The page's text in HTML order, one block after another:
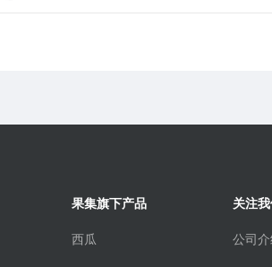
果集旗下产品
西瓜
关注
公司